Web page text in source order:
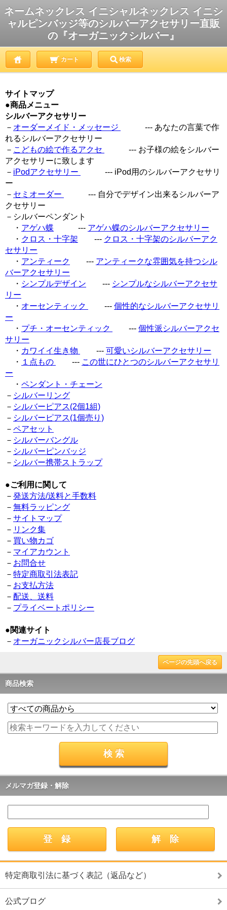
ネームネックレス イニシャルネックレス イニシ
ャルピンバッジ等のシルバーアクセサリー直販
の『オーガニックシルバー』
カート 検索
サイトマップ
●商品メニュー
シルバーアクセサリー
－ オーダーメイド・メッセージ
--- あなたの言葉で作
れるシルバーアクセサリー
－ こどもの絵で作るアクセ
--- お子様の絵をシルバー
アクセサリーに致します
－ iPodアクセサリー
--- iPod用のシルバーアクセサリ
ー
－ セミオーダー
--- 自分でデザイン出来るシルバーア
クセサリー
－シルバーペンダント
・ アゲハ蝶 --- アゲハ蝶のシルバーアクセサリー
・ クロス・十字架 --- クロス・十字架のシルバーアク
セサリー
・ アンティーク --- アンティークな雰囲気を持つシル
バーアクセサリー
・ シンプルデザイン --- シンプルなシルバーアクセサ
リー
・ オーセンティック --- 個性的なシルバーアクセサリ
ー
・ プチ・オーセンティック --- 個性派シルバーアクセ
サリー
・ カワイイ生き物 --- 可愛いシルバーアクセサリー
・ １点もの --- この世にひとつのシルバーアクセサリ
ー
・ ペンダント・チェーン
－ シルバーリング
－ シルバーピアス(2個1組)
－ シルバーピアス(1個売り)
－ ペアセット
－ シルバーバングル
－ シルバーピンバッジ
－ シルバー携帯ストラップ
●ご利用に関して
－ 発送方法/送料と手数料
－ 無料ラッピング
－ サイトマップ
－ リンク集
－ 買い物カゴ
－ マイアカウント
－ お問合せ
－ 特定商取引法表記
－ お支払方法
－ 配送、送料
－ プライベートポリシー
●関連サイト
－ オーガニックシルバー店長ブログ
ページの先頭へ戻る
商品検索
メルマガ登録・解除
特定商取引法に基づく表記（返品など）
公式ブログ